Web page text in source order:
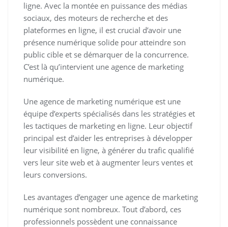
ligne. Avec la montée en puissance des médias
sociaux, des moteurs de recherche et des
plateformes en ligne, il est crucial d’avoir une
présence numérique solide pour atteindre son
public cible et se démarquer de la concurrence.
C’est là qu’intervient une agence de marketing
numérique.
Une agence de marketing numérique est une
équipe d’experts spécialisés dans les stratégies et
les tactiques de marketing en ligne. Leur objectif
principal est d’aider les entreprises à développer
leur visibilité en ligne, à générer du trafic qualifié
vers leur site web et à augmenter leurs ventes et
leurs conversions.
Les avantages d’engager une agence de marketing
numérique sont nombreux. Tout d’abord, ces
professionnels possèdent une connaissance